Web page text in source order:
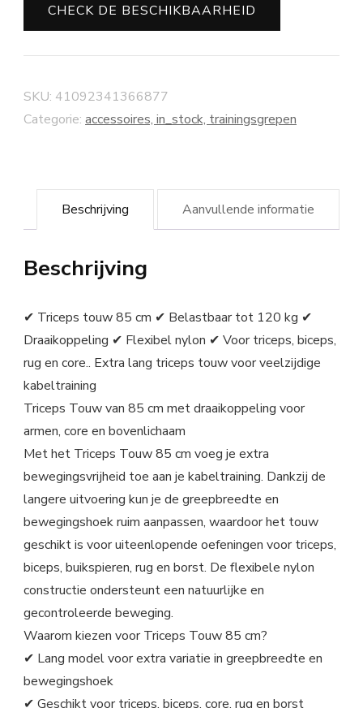
CHECK DE BESCHIKBAARHEID
SKU: 41092341366877
Categorie: accessoires, in_stock, trainingsgrepen
Beschrijving Aanvullende informatie
Beschrijving
✔ Triceps touw 85 cm ✔ Belastbaar tot 120 kg ✔
Draaikoppeling ✔ Flexibel nylon ✔ Voor triceps, biceps,
rug en core.. Extra lang triceps touw voor veelzijdige
kabeltraining
Triceps Touw van 85 cm met draaikoppeling voor
armen, core en bovenlichaam
Met het Triceps Touw 85 cm voeg je extra
bewegingsvrijheid toe aan je kabeltraining. Dankzij de
langere uitvoering kun je de greepbreedte en
bewegingshoek ruim aanpassen, waardoor het touw
geschikt is voor uiteenlopende oefeningen voor triceps,
biceps, buikspieren, rug en borst. De flexibele nylon
constructie ondersteunt een natuurlijke en
gecontroleerde beweging.
Waarom kiezen voor Triceps Touw 85 cm?
✔ Lang model voor extra variatie in greepbreedte en
bewegingshoek
✔ Geschikt voor triceps, biceps, core, rug en borst